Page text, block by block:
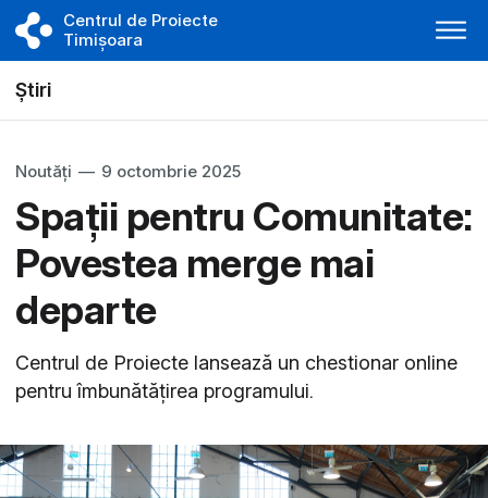
Centrul de Proiecte
Timișoara
Știri
Noutăți — 9 octombrie 2025
Spații pentru Comunitate:
Povestea merge mai
departe
Centrul de Proiecte lansează un chestionar online
pentru îmbunătățirea programului.